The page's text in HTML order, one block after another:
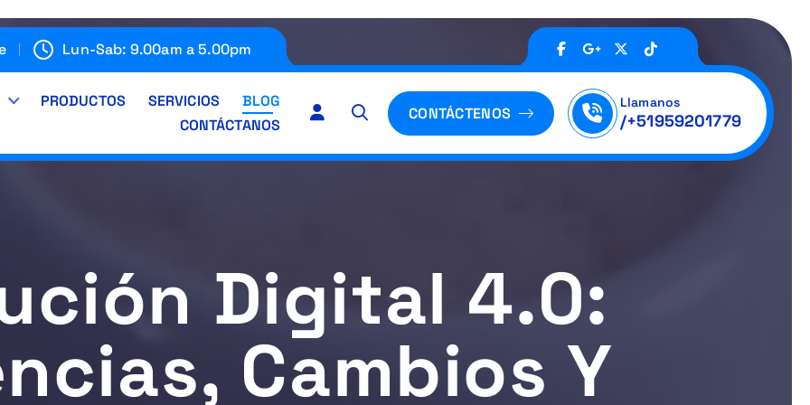
Lun-Sab: 9.00am a 5.00pm
PRODUCTOS SERVICIOS
BLOG
CONTÁCTANOS
CONTÁCTENOS
Llamanos
/+51959201779
Digital 4.0:
Cambios Y